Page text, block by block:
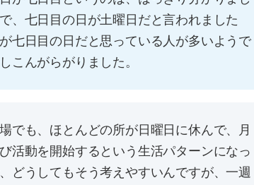
、七日目の日が土曜日だと言われました
七日目の日だと思っている人が多いようで
こんがらがりました。
でも、ほとんどの所が日曜日に休んで、月
活動を開始するという生活パターンになっ
どうしてもそう考えやすいんですが、一週